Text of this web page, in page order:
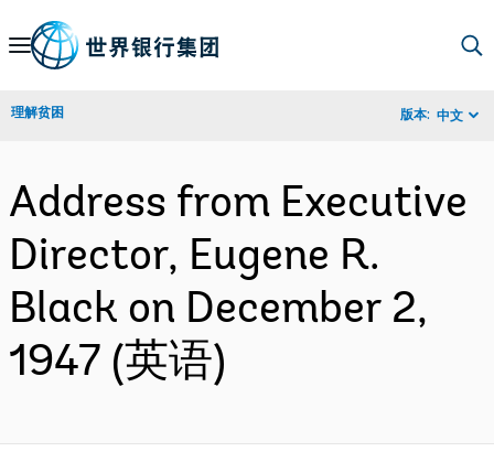
Skip
Navigation
理解贫困 版本: 中文
Address from Executive
Director, Eugene R.
Black on December 2,
1947 (英语)